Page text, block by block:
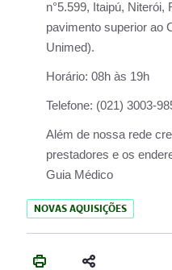
n°5.599, Itaipú,
pavimento superior ao
Unimed).
Horário: 08h às 19h
Telefone: (021) 3003-
Além de nossa rede
prestadores e os
Guia Médico
NOVAS AQUISIÇÕES